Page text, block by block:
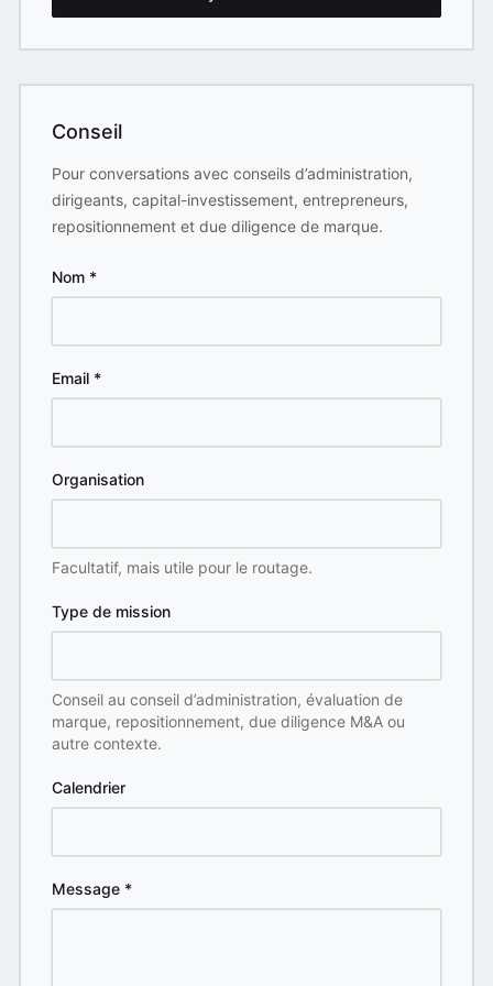
Conseil
Pour conversations avec conseils d’administration,
dirigeants, capital-investissement, entrepreneurs,
repositionnement et due diligence de marque.
Nom*
Email*
Organisation
Facultatif, mais utile pour le routage.
Type de mission
Conseil au conseil d’administration, évaluation de
marque, repositionnement, due diligence M&A ou
autre contexte.
Calendrier
Message*